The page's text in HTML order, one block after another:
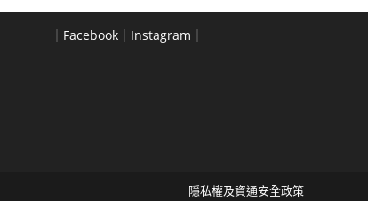
｜ Facebook ｜ Instagram ｜
隱私權及資通安全政策